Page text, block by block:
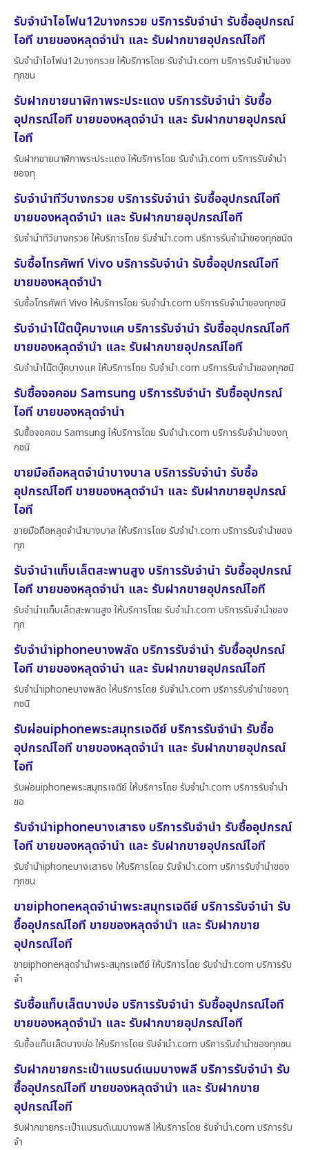
รับจำนำไอโฟน12บางกรวย บริการรับจำนำ รับซื้ออุปกรณ์
ไอที ขายของหลุดจำนำ และ รับฝากขายอุปกรณ์ไอที
รับจำนำไอโฟน12บางกรวย ให้บริการโดย รับจํานํา.com บริการรับจำนำของ
ทุกชน
รับฝากขายนาฬิกาพระประแดง บริการรับจำนำ รับซื้อ
อุปกรณ์ไอที ขายของหลุดจำนำ และ รับฝากขายอุปกรณ์
ไอที
รับฝากขายนาฬิกาพระประแดง ให้บริการโดย รับจํานํา.com บริการรับจำนำ
ของทุ
รับจำนำทีวีบางกรวย บริการรับจำนำ รับซื้ออุปกรณ์ไอที
ขายของหลุดจำนำ และ รับฝากขายอุปกรณ์ไอที
รับจำนำทีวีบางกรวย ให้บริการโดย รับจํานํา.com บริการรับจำนำของทุกชนิด
รับซื้อโทรศัพท์ Vivo บริการรับจำนำ รับซื้ออุปกรณ์ไอที
ขายของหลุดจำนำ
รับซื้อโทรศัพท์ Vivo ให้บริการโดย รับจํานํา.com บริการรับจำนำของทุกชนิ
รับจำนำโน๊ตบุ๊คบางแค บริการรับจำนำ รับซื้ออุปกรณ์ไอที
ขายของหลุดจำนำ และ รับฝากขายอุปกรณ์ไอที
รับจำนำโน๊ตบุ๊คบางแค ให้บริการโดย รับจํานํา.com บริการรับจำนำของทุกชนิ
รับซื้อจอคอม Samsung บริการรับจำนำ รับซื้ออุปกรณ์
ไอที ขายของหลุดจำนำ
รับซื้อจอคอม Samsung ให้บริการโดย รับจํานํา.com บริการรับจำนำของทุ
กชนิ
ขายมือถือหลุดจำนำบางบาล บริการรับจำนำ รับซื้อ
อุปกรณ์ไอที ขายของหลุดจำนำ และ รับฝากขายอุปกรณ์
ไอที
ขายมือถือหลุดจำนำบางบาล ให้บริการโดย รับจํานํา.com บริการรับจำนำของ
ทุก
รับจำนำแท็บเล็ตสะพานสูง บริการรับจำนำ รับซื้ออุปกรณ์
ไอที ขายของหลุดจำนำ และ รับฝากขายอุปกรณ์ไอที
รับจำนำแท็บเล็ตสะพานสูง ให้บริการโดย รับจํานํา.com บริการรับจำนำของ
ทุก
รับจำนำiphoneบางพลัด บริการรับจำนำ รับซื้ออุปกรณ์
ไอที ขายของหลุดจำนำ และ รับฝากขายอุปกรณ์ไอที
รับจำนำiphoneบางพลัด ให้บริการโดย รับจํานํา.com บริการรับจำนำของทุ
กชนิ
รับผ่อนiphoneพระสมุทรเจดีย์ บริการรับจำนำ รับซื้อ
อุปกรณ์ไอที ขายของหลุดจำนำ และ รับฝากขายอุปกรณ์
ไอที
รับผ่อนiphoneพระสมุทรเจดีย์ ให้บริการโดย รับจํานํา.com บริการรับจำนำ
ขอ
รับจำนำiphoneบางเสาธง บริการรับจำนำ รับซื้ออุปกรณ์
ไอที ขายของหลุดจำนำ และ รับฝากขายอุปกรณ์ไอที
รับจำนำiphoneบางเสาธง ให้บริการโดย รับจํานํา.com บริการรับจำนำของ
ทุกชน
ขายiphoneหลุดจำนำพระสมุทรเจดีย์ บริการรับจำนำ รับ
ซื้ออุปกรณ์ไอที ขายของหลุดจำนำ และ รับฝากขาย
อุปกรณ์ไอที
ขายiphoneหลุดจำนำพระสมุทรเจดีย์ ให้บริการโดย รับจํานํา.com บริการรับ
จำ
รับซื้อแท็บเล็ตบางบ่อ บริการรับจำนำ รับซื้ออุปกรณ์ไอที
ขายของหลุดจำนำ และ รับฝากขายอุปกรณ์ไอที
รับซื้อแท็บเล็ตบางบ่อ ให้บริการโดย รับจํานํา.com บริการรับจำนำของทุกชน
รับฝากขายกระเป๋าแบรนด์เนมบางพลี บริการรับจำนำ รับ
ซื้ออุปกรณ์ไอที ขายของหลุดจำนำ และ รับฝากขาย
อุปกรณ์ไอที
รับฝากขายกระเป๋าแบรนด์เนมบางพลี ให้บริการโดย รับจํานํา.com บริการรับ
จำ